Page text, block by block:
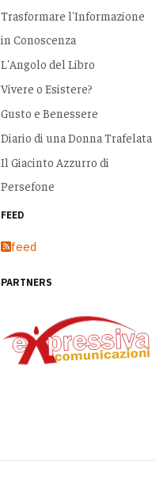
Trasformare l'Informazione
in Conoscenza
L'Angolo del Libro
Vivere o Esistere?
Gusto e Benessere
Diario di una Donna Trafelata
Il Giacinto Azzurro di
Persefone
FEED
feed
PARTNERS